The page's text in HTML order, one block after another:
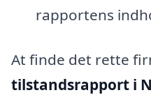
rapportens
At finde det rette
tilstandsrapport i